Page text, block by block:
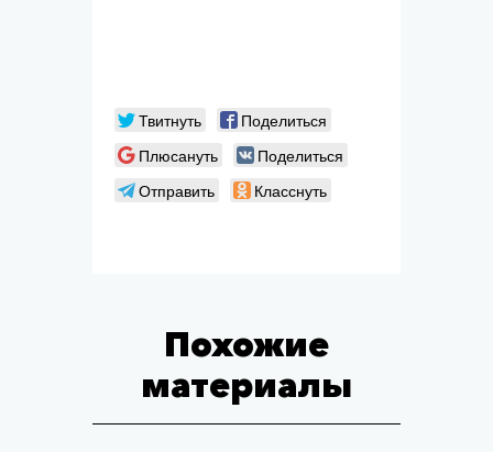
Твитнуть
Поделиться
Плюсануть
Поделиться
Отправить
Класснуть
Похожие
материалы